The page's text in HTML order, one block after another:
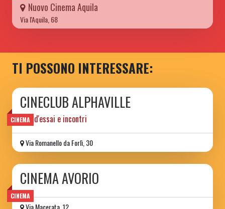
Nuovo Cinema Aquila
Via l'Aquila, 68
TI POSSONO INTERESSARE:
CINEMA
CINECLUB ALPHAVILLE
film d'essai e incontri
Via Romanello da Forlì, 30
CINEMA
CINEMA AVORIO
Via Macerata, 12